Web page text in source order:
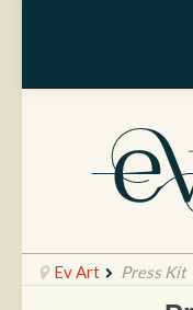
Ev Art Press Kit